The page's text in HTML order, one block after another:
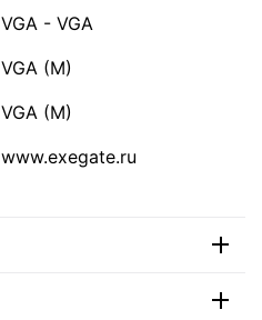
VGA - VGA
VGA (M)
VGA (M)
www.exegate.ru